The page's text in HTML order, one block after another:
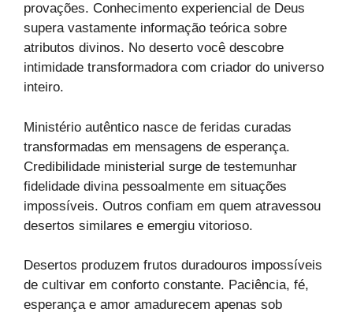
provações. Conhecimento experiencial de Deus
supera vastamente informação teórica sobre
atributos divinos. No deserto você descobre
intimidade transformadora com criador do universo
inteiro.
Ministério autêntico nasce de feridas curadas
transformadas em mensagens de esperança.
Credibilidade ministerial surge de testemunhar
fidelidade divina pessoalmente em situações
impossíveis. Outros confiam em quem atravessou
desertos similares e emergiu vitorioso.
Desertos produzem frutos duradouros impossíveis
de cultivar em conforto constante. Paciência, fé,
esperança e amor amadurecem apenas sob